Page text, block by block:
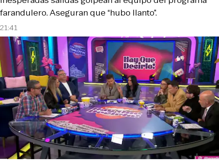
21:41
farandulero. Aseguran que “hubo llanto”.